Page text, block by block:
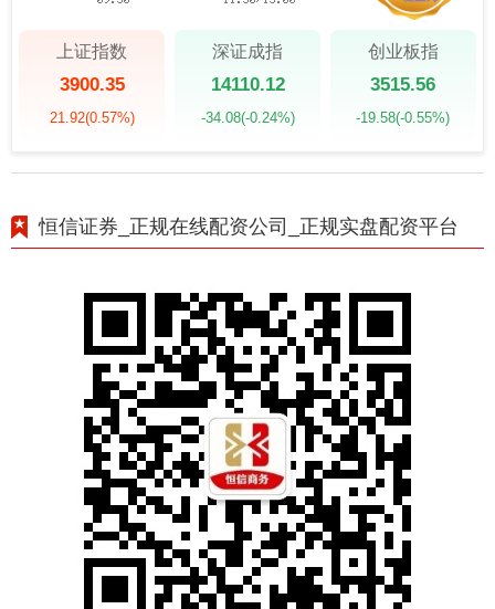
上证指数
3900.35
21.92(0.57%)
深证成指
14110.12
-34.08(-0.24%)
创业板指
3515.56
-19.58(-0.55%)
恒信证券_正规在线配资公司_正规实盘配资平台